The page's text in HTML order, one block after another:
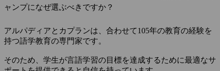
ャンプになぜ選ぶべきですか？
アルパディアとカプランは、合わせて105年の教育の経験を
持つ語学教育の専門家です。
そのため、学生が言語学習の目標を達成するために最適なサ